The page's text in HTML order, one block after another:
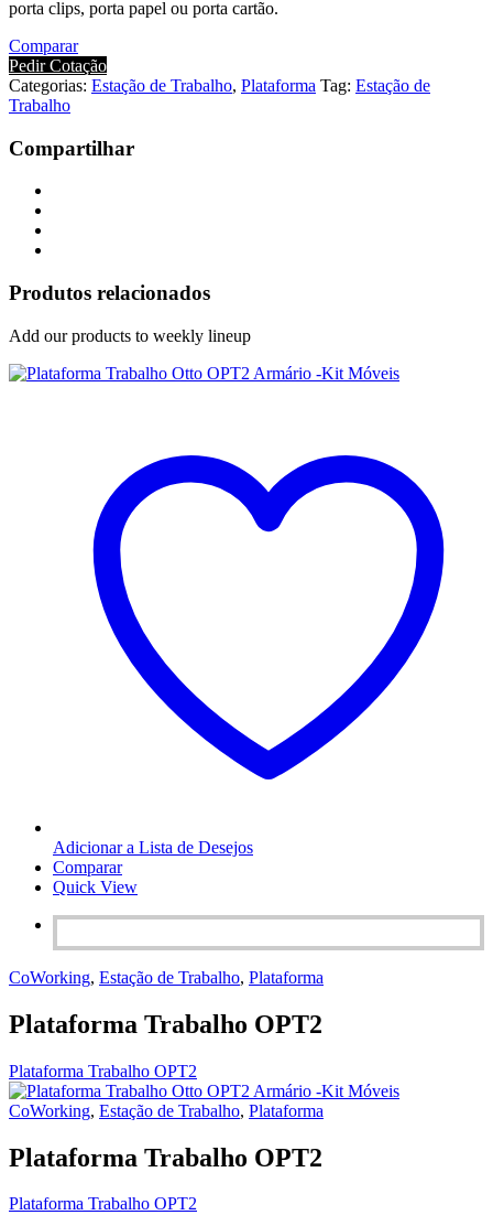
porta clips, porta papel ou porta cartão.
Comparar
Pedir Cotação
Categorias: Estação de Trabalho, Plataforma Tag: Estação de
Trabalho
Compartilhar
Produtos relacionados
Add our products to weekly lineup
Adicionar a Lista de Desejos
Comparar
Quick View
CoWorking, Estação de Trabalho, Plataforma
Plataforma Trabalho OPT2
Plataforma Trabalho OPT2
CoWorking, Estação de Trabalho, Plataforma
Plataforma Trabalho OPT2
Plataforma Trabalho OPT2